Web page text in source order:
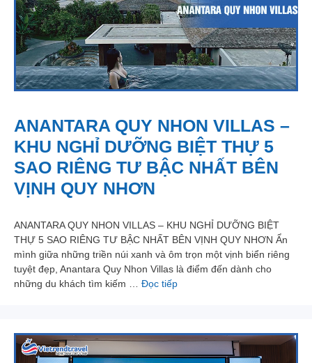
ANANTARA QUY NHON VILLAS –
KHU NGHỈ DƯỠNG BIỆT THỰ 5
SAO RIÊNG TƯ BẬC NHẤT BÊN
VỊNH QUY NHƠN
ANANTARA QUY NHON VILLAS – KHU NGHỈ DƯỠNG BIỆT
THỰ 5 SAO RIÊNG TƯ BẬC NHẤT BÊN VỊNH QUY NHƠN Ẩn
mình giữa những triền núi xanh và ôm trọn một vịnh biển riêng
tuyệt đẹp, Anantara Quy Nhon Villas là điểm đến dành cho
những du khách tìm kiếm … Đọc tiếp